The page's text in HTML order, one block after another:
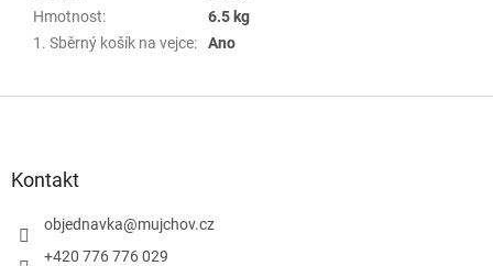
Hmotnost:
6.5 kg
1. Sběrný košík na vejce: Ano
Kontakt
objednavka@mujchov.cz
+420 776 776 029